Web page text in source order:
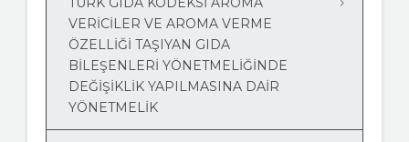
VERİCİLER VE AROMA VERME
ÖZELLİĞİ TAŞIYAN GIDA
BİLEŞENLERİ YÖNETMELİĞİNDE
DEĞİŞİKLİK YAPILMASINA DAİR
YÖNETMELİK